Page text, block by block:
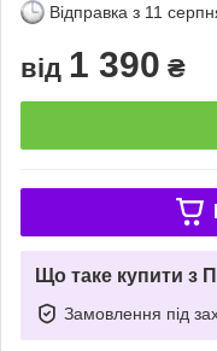
Відправка з 11
від 1 390 ₴
Що таке купити з
Замовлення під